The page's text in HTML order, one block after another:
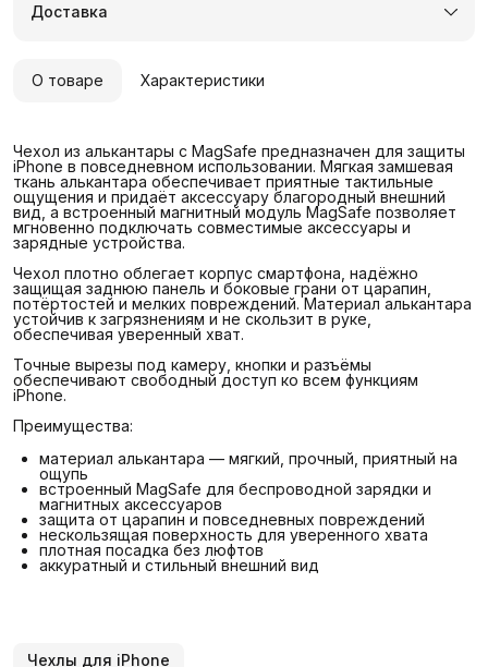
Доставка
О товаре Характеристики
Чехол из алькантары с MagSafe предназначен для защиты
iPhone в повседневном использовании. Мягкая замшевая
ткань алькантара обеспечивает приятные тактильные
ощущения и придаёт аксессуару благородный внешний
вид, а встроенный магнитный модуль MagSafe позволяет
мгновенно подключать совместимые аксессуары и
зарядные устройства.
Чехол плотно облегает корпус смартфона, надёжно
защищая заднюю панель и боковые грани от царапин,
потёртостей и мелких повреждений. Материал алькантара
устойчив к загрязнениям и не скользит в руке,
обеспечивая уверенный хват.
Точные вырезы под камеру, кнопки и разъёмы
обеспечивают свободный доступ ко всем функциям
iPhone.
Преимущества:
материал алькантара — мягкий, прочный, приятный на
ощупь
встроенный MagSafe для беспроводной зарядки и
магнитных аксессуаров
защита от царапин и повседневных повреждений
нескользящая поверхность для уверенного хвата
плотная посадка без люфтов
аккуратный и стильный внешний вид
Чехлы для iPhone